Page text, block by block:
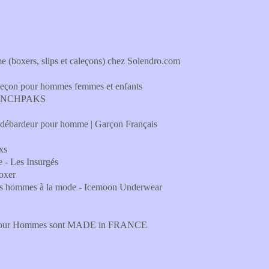
(boxers, slips et caleçons) chez Solendro.com
pour hommes femmes et enfants
pour homme | Garçon Français
- Les Insurgés
à la mode - Icemoon Underwear
Hommes sont MADE in FRANCE